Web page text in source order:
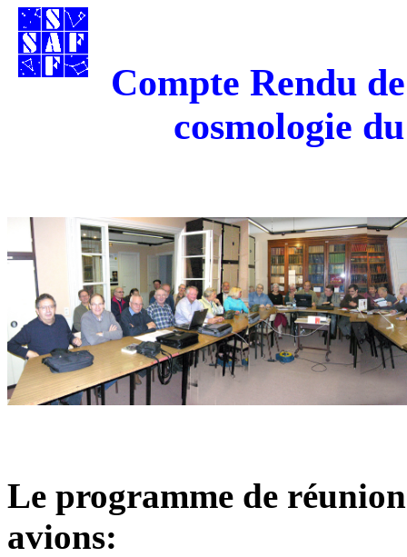
Compte Rendu
cosmologie
Le programme de
avions: